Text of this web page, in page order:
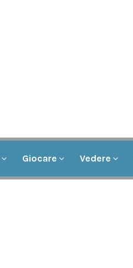
Giocare Vedere